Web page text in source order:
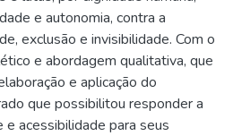
e autonomia, contra a
exclusão e invisibilidade. Com o
e abordagem qualitativa, que
e aplicação do
que possibilitou responder a
acessibilidade para seus